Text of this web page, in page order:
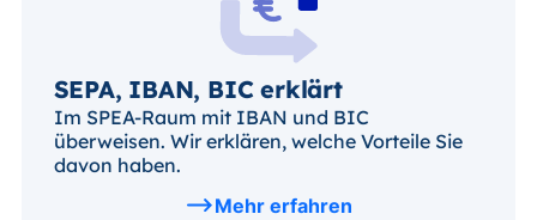
SEPA, IBAN, BIC erklärt
Im SPEA-Raum mit IBAN und BIC
überweisen. Wir erklären, welche Vorteile Sie
davon haben.
Mehr erfahren